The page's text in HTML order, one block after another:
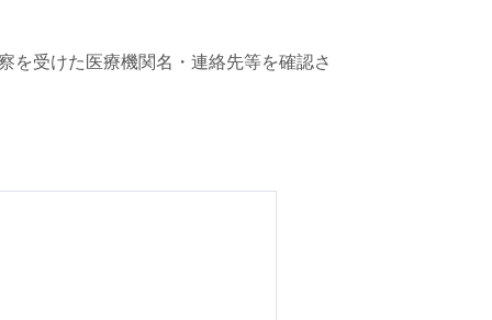
を受けた医療機関名・連絡先等を確認さ